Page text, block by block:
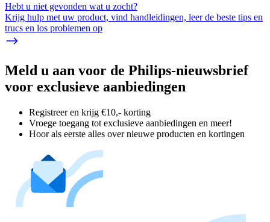
Hebt u niet gevonden wat u zocht?
Krijg hulp met uw product, vind handleidingen, leer de beste tips en
trucs en los problemen op
Meld u aan voor de Philips-nieuwsbrief
voor exclusieve aanbiedingen
Registreer en krijg €10,- korting
Vroege toegang tot exclusieve aanbiedingen en meer!
Hoor als eerste alles over nieuwe producten en kortingen